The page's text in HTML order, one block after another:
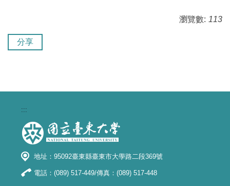
瀏覽數: 113
分享
:::
地址：95092臺東縣臺東市大學路二段369號
電話：(089) 517-449/傳真：(089) 517-448